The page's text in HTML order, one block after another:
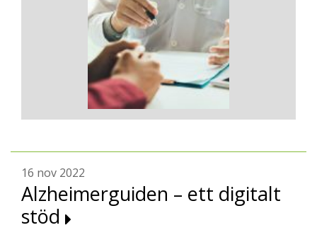
16 nov 2022
Alzheimerguiden – ett digitalt
stöd